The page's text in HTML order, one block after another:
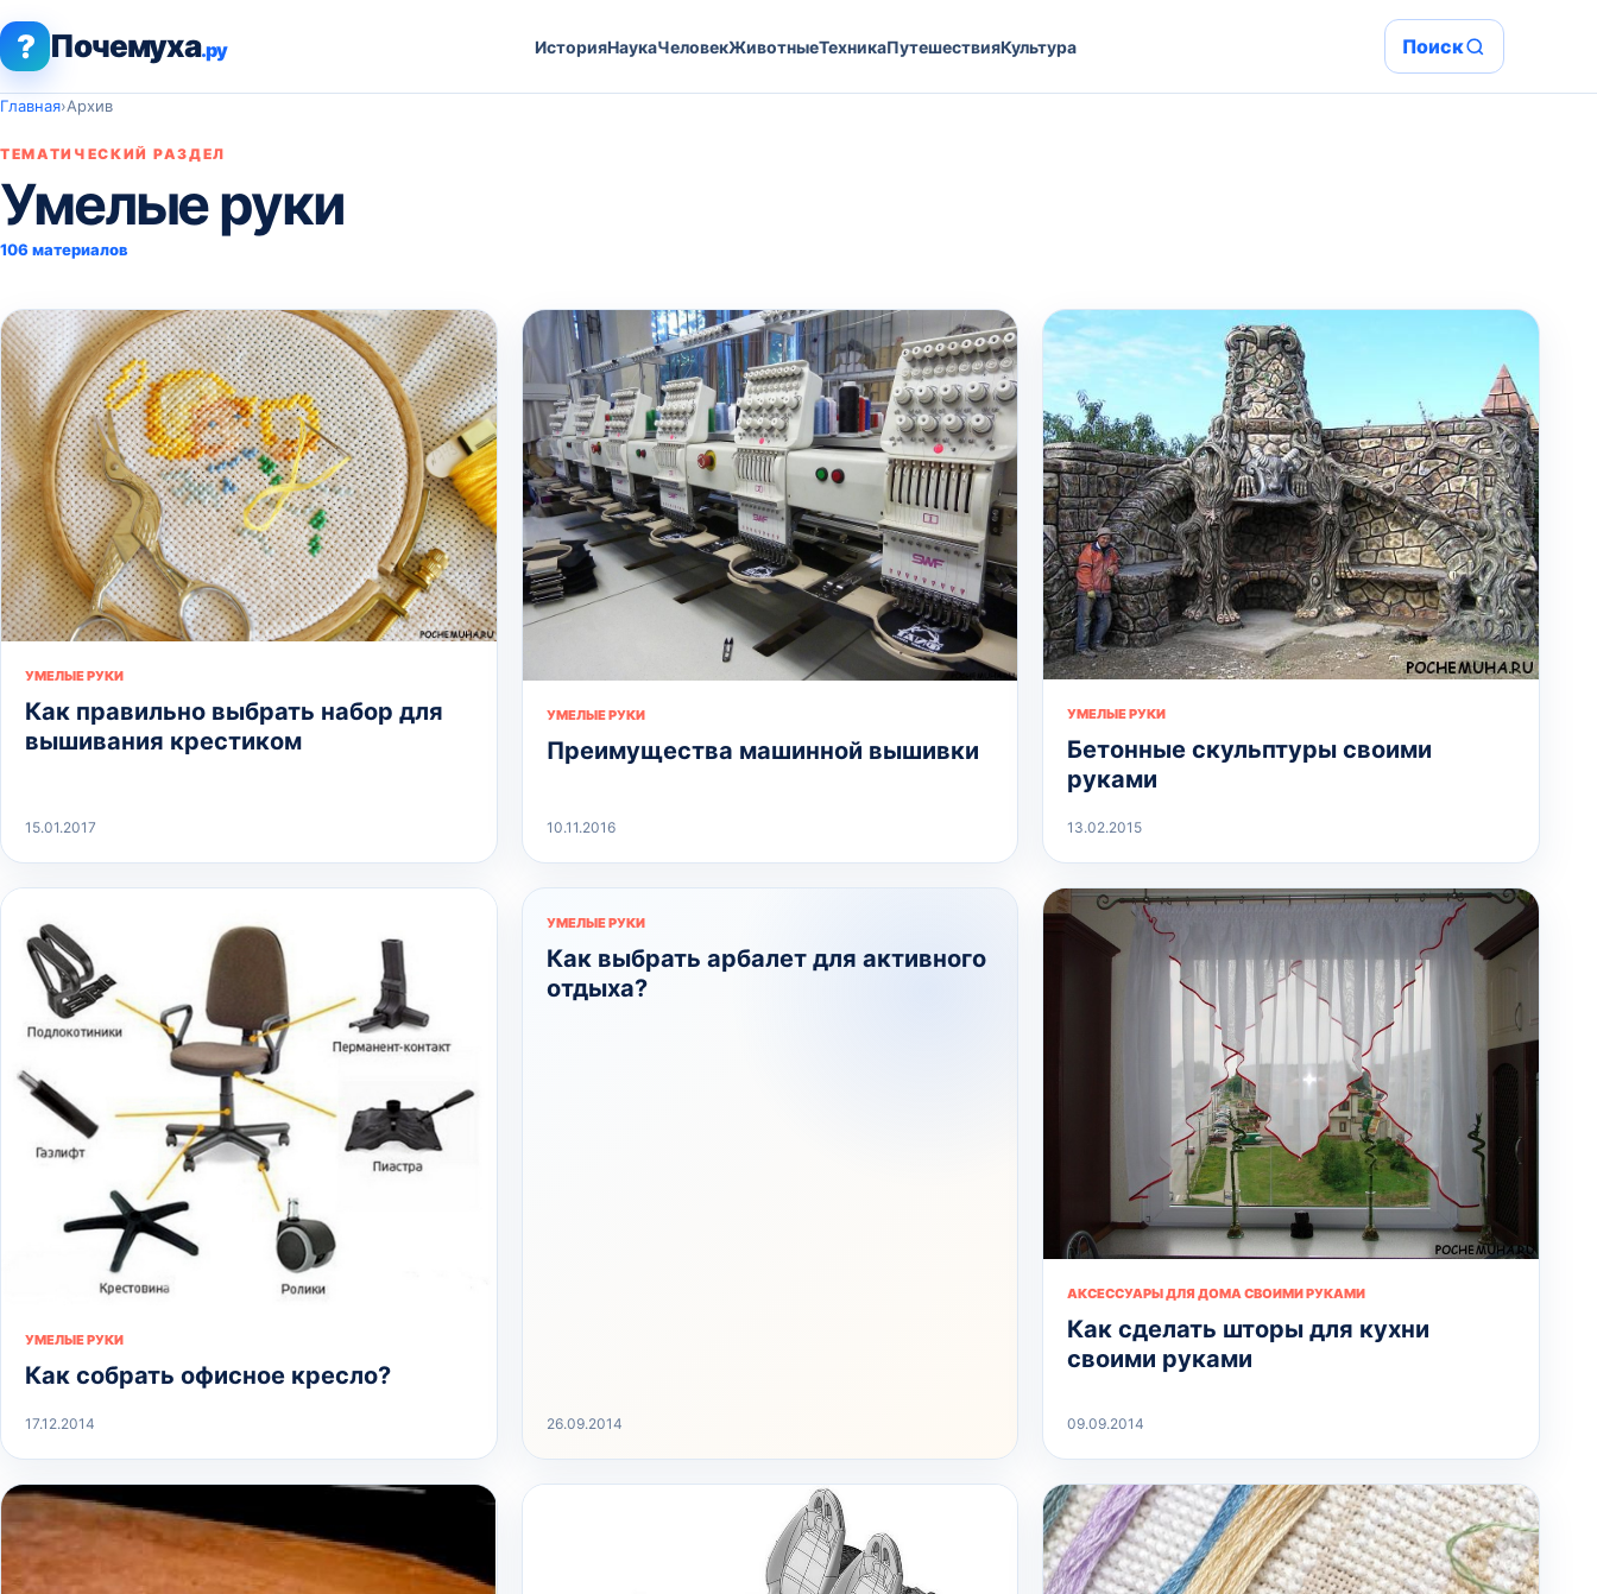
? Почемуха.ру ИсторияНаукаЧеловекЖивотныеТехникаПутешествияКультура Поиск
Главная›Архив
ТЕМАТИЧЕСКИЙ РАЗДЕЛ
Умелые руки
106 материалов
УМЕЛЫЕ РУКИ
Как правильно выбрать набор для
вышивания крестиком
15.01.2017
УМЕЛЫЕ РУКИ
Преимущества машинной вышивки
10.11.2016
УМЕЛЫЕ РУКИ
Бетонные скульптуры своими
руками
13.02.2015
УМЕЛЫЕ РУКИ
Как собрать офисное кресло?
17.12.2014
УМЕЛЫЕ РУКИ
Как выбрать арбалет для активного
отдыха?
26.09.2014
АКСЕССУАРЫ ДЛЯ ДОМА СВОИМИ РУКАМИ
Как сделать шторы для кухни
своими руками
09.09.2014